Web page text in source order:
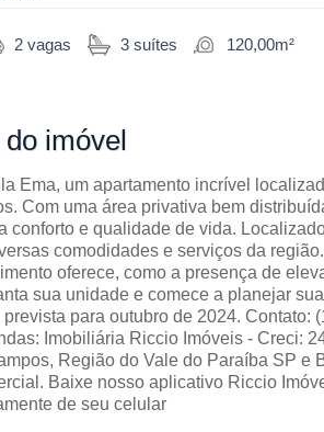
2 vagas 3 suítes 120,00m²
do imóvel
Ema, um apartamento incrível
Com uma área privativa bem
conforto e qualidade de vida.
comodidades e serviços da
oferece, como a presença de
sua unidade e comece a planejar
para outubro de 2024. Contato:
Imobiliária Riccio Imóveis - Creci:
Região do Vale do Paraíba SP e
Baixe nosso aplicativo Riccio
de seu celular